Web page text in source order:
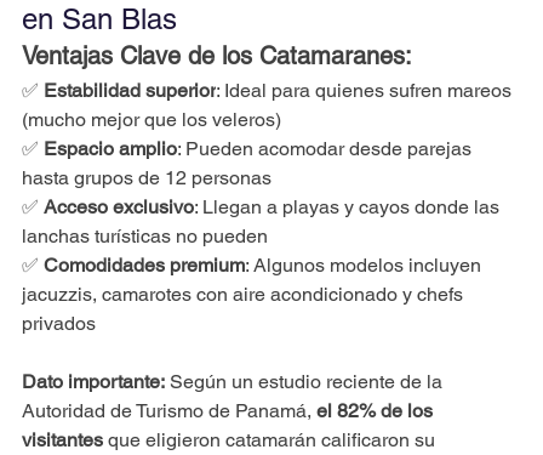
en San Blas
Ventajas Clave de los Catamaranes:
✅ Estabilidad superior: Ideal para quienes sufren mareos
(mucho mejor que los veleros)
✅ Espacio amplio: Pueden acomodar desde parejas
hasta grupos de 12 personas
✅ Acceso exclusivo: Llegan a playas y cayos donde las
lanchas turísticas no pueden
✅ Comodidades premium: Algunos modelos incluyen
jacuzzis, camarotes con aire acondicionado y chefs
privados
Dato importante: Según un estudio reciente de la
Autoridad de Turismo de Panamá, el 82% de los
visitantes que eligieron catamarán calificaron su